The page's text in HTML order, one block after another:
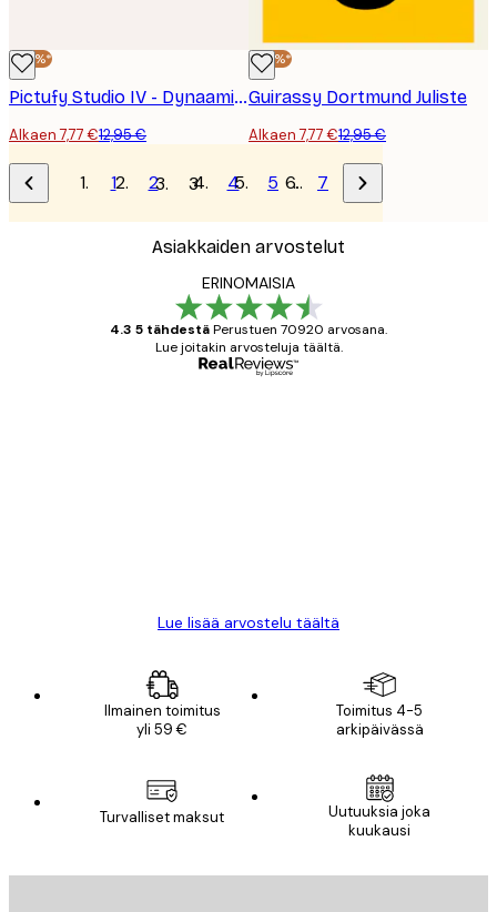
-40%*
Pictufy Studio IV - Dynaaminen Driblaava Pelaaja Juliste
Alkaen 7,77 €12,95 €
-40%*
Guirassy Dortmund Juliste
Alkaen 7,77 €12,95 €
1 2 3 4 5 … 7
Asiakkaiden arvostelut
ERINOMAISIA
4.3 5 tähdestäPerustuen 70920 arvosana.
Lue joitakin arvosteluja täältä.
Lue lisää arvostelu täältä
Ilmainen toimitus
yli 59 €
Toimitus 4-5
arkipäivässä
Turvalliset maksut
Uutuuksia joka
kuukausi